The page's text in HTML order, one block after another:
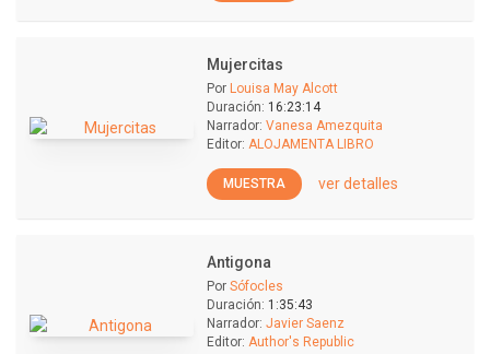
Mujercitas
Por Louisa May Alcott
Duración: 16:23:14
Narrador: Vanesa Amezquita
Editor: ALOJAMENTA LIBRO
MUESTRA ver detalles
Antigona
Por Sófocles
Duración: 1:35:43
Narrador: Javier Saenz
Editor: Author's Republic